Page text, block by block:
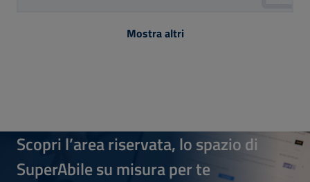
Mostra altri
Scopri l’area riservata, lo spazio di
SuperAbile su misura per te